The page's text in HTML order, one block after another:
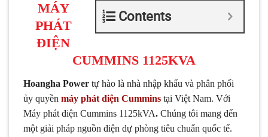
Contents
MÁY
PHÁT
ĐIỆN
CUMMINS 1125KVA
Hoangha Power tự hào là nhà nhập khẩu và phân phối
ủy quyền máy phát điện Cummins tại Việt Nam. Với
Máy phát điện Cummins 1125kVA. Chúng tôi mang đến
một giải pháp nguồn điện dự phòng tiêu chuẩn quốc tế.